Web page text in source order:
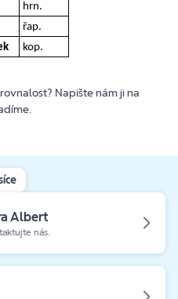
hrn.
řap.
kop.
Napište nám ji na
Albert
nás.